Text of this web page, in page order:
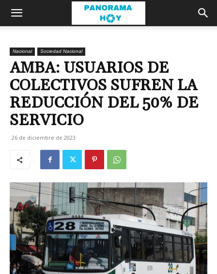
Nacional Sociedad Nacional
AMBA: USUARIOS DE
COLECTIVOS SUFREN LA
REDUCCIÓN DEL 50% DE
SERVICIO
26 de diciembre de 2023